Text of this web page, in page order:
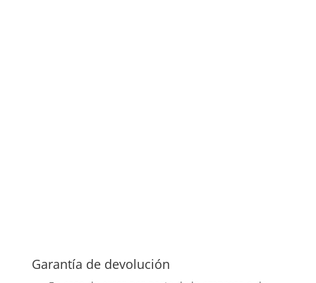
Garantía de devolución